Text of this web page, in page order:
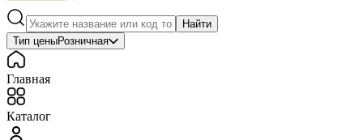
Найти
Тип ценыРозничная
Главная
Каталог